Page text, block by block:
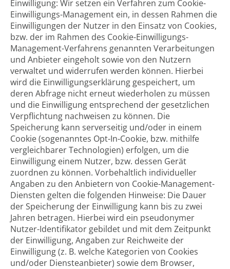
Einwilligung: Wir setzen ein Verfahren zum Cookie-
Einwilligungs-Management ein, in dessen Rahmen die
Einwilligungen der Nutzer in den Einsatz von Cookies,
bzw. der im Rahmen des Cookie-Einwilligungs-
Management-Verfahrens genannten Verarbeitungen
und Anbieter eingeholt sowie von den Nutzern
verwaltet und widerrufen werden können. Hierbei
wird die Einwilligungserklärung gespeichert, um
deren Abfrage nicht erneut wiederholen zu müssen
und die Einwilligung entsprechend der gesetzlichen
Verpflichtung nachweisen zu können. Die
Speicherung kann serverseitig und/oder in einem
Cookie (sogenanntes Opt-In-Cookie, bzw. mithilfe
vergleichbarer Technologien) erfolgen, um die
Einwilligung einem Nutzer, bzw. dessen Gerät
zuordnen zu können. Vorbehaltlich individueller
Angaben zu den Anbietern von Cookie-Management-
Diensten gelten die folgenden Hinweise: Die Dauer
der Speicherung der Einwilligung kann bis zu zwei
Jahren betragen. Hierbei wird ein pseudonymer
Nutzer-Identifikator gebildet und mit dem Zeitpunkt
der Einwilligung, Angaben zur Reichweite der
Einwilligung (z. B. welche Kategorien von Cookies
und/oder Diensteanbieter) sowie dem Browser,